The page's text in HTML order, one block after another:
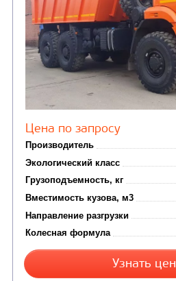
САМОСВАЛ КАМАЗ-